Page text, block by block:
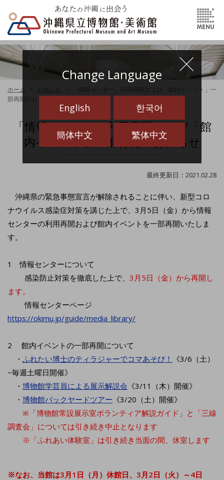
Change Language
English 한국어
簡体中文 繁体中文
ホーム
「情報センター」利用再開および「館内イベント」一
部再開のお知らせ
「情報センター」利用再開および「館
内イベント」一部再開のお知らせ
最終更新日：2021.02.28
沖縄県の緊急事態宣言が解除されることに伴い、新型コロ
ナウイルス感染症対策を講じた上で、3月5日（金）から情報
センターの利用再開および館内イベントを一部再開いたしま
す。
1 情報センターについて
感染防止対策を徹底した上で、 3月5日（金）から再開し
ます。
情報センターページ
https://okimu.jp/guide/media_library/
2 館内イベントの一部再開について
・ ふれたい博士のティラジャーでコマあそび！
《3/6（土）
~毎週土曜日開催》
・ 博物館学芸員による展示解説会 《3/11（木）開催》
・ 博物館バックヤードツアー 《3/20（土）開催》
※「博物館常設展示室ボランティア解説ガイド」と「三線
調査会」については引き続き中止となります
※「ふれあい体験室」は引き続き当面の間、休室します
※なお、当館は3月1日（月）休館日、3月2日（火）～4日